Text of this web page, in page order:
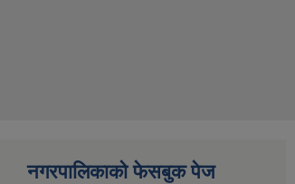
नगरपालिकाको फेसबुक पेज